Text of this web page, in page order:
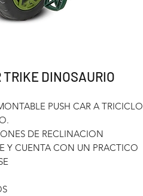
DINOSAURIO
PUSH CAR A TRICICLO
DE RECLINACION
Y CUENTA CON UN PRACTICO